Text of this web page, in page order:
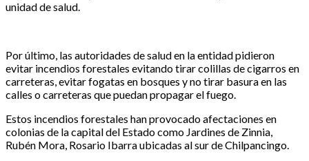
unidad de salud.
Por último, las autoridades de salud en la entidad pidieron
evitar incendios forestales evitando tirar colillas de cigarros en
carreteras, evitar fogatas en bosques y no tirar basura en las
calles o carreteras que puedan propagar el fuego.
Estos incendios forestales han provocado afectaciones en
colonias de la capital del Estado como Jardines de Zinnia,
Rubén Mora, Rosario Ibarra ubicadas al sur de Chilpancingo.